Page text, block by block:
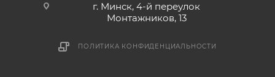
г. Минск, 4-й переулок
Монтажников, 13
ПОЛИТИКА КОНФИДЕНЦИАЛЬНОСТИ